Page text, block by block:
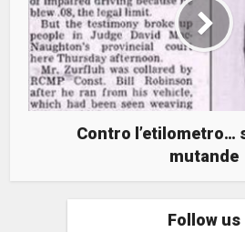
Contro l’etilometro…
mutande
Follow us